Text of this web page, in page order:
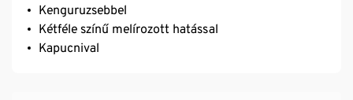
Kenguruzsebbel
Kétféle színű melírozott hatással
Kapucnival